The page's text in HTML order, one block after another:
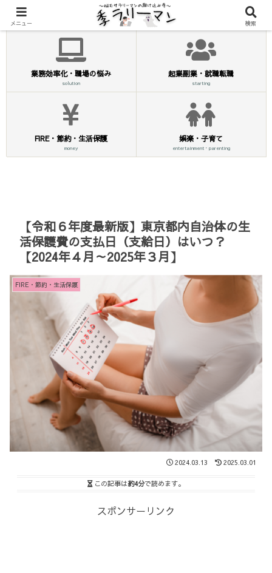
業務効率化・職場の悩み
solution
起業副業・就職転職
starting
FIRE・節約・生活保護
money
娯楽・子育て
entertainment・parenting
【令和６年度最新版】東京都内自治体の生
活保護費の支払日（支給日）はいつ？
【2024年４月～2025年３月】
FIRE・節約・生活保護
2024.03.13 2025.03.01
この記事は約4分で読めます。
スポンサーリンク
メニュー 検索